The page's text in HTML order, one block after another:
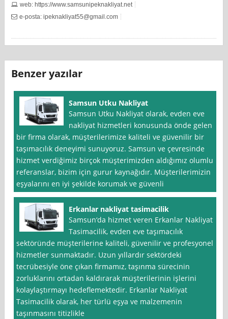
web: https://www.samsunipeknakliyat.net
e-posta:ipeknakliyat55@gmail.com
Benzer yazılar
Samsun Utku Nakliyat
Samsun Utku Nakliyat olarak, evden eve
nakliyat hizmetleri konusunda önde gelen
bir firma olarak, müşterilerimize kaliteli ve güvenilir bir
taşımacılık deneyimi sunuyoruz. Samsun ve çevresinde
hizmet verdiğimiz birçok müşterimizden aldığımız olumlu
referanslar, bizim için gurur kaynağıdır. Müşterilerimizin
eşyalarını en iyi şekilde korumak ve güvenli
Erkanlar nakliyat tasimacilik
Samsun‘da hizmet veren Erkanlar Nakliyat
Tasimacilik, evden eve taşımacılık
sektöründe müşterilerine kaliteli, güvenilir ve profesyonel
hizmetler sunmaktadır. Uzun yıllardır sektördeki
tecrübesiyle öne çıkan firmamız, taşınma sürecinin
zorluklarını ortadan kaldırarak müşterilerinin işlerini
kolaylaştırmayı hedeflemektedir. Erkanlar Nakliyat
Tasimacilik olarak, her türlü eşya ve malzemenin
taşınmasını titizlikle